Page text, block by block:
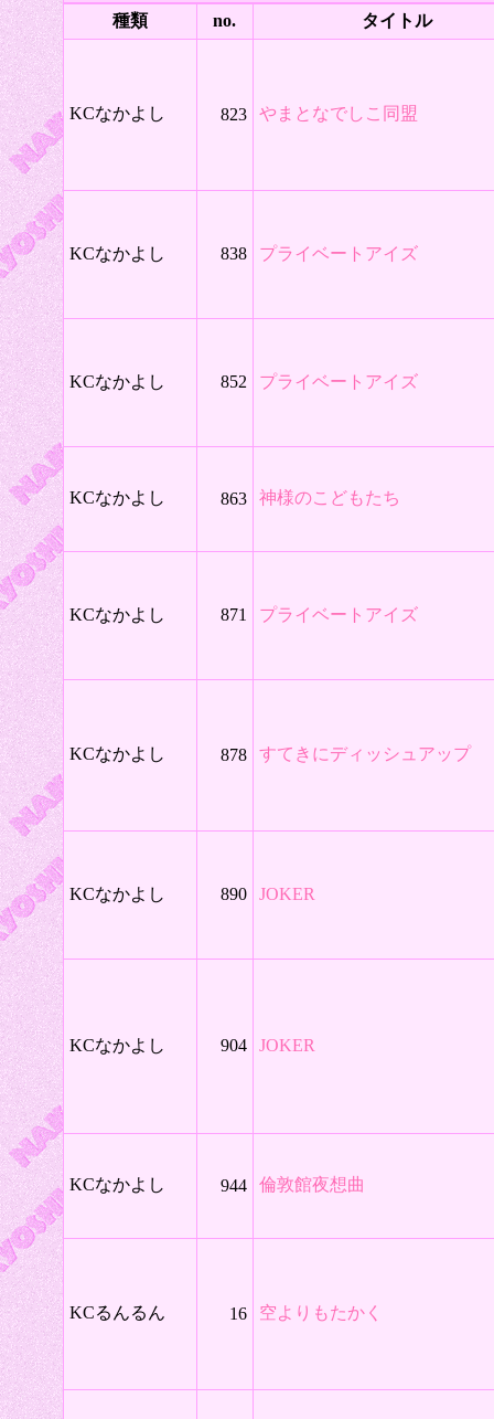
種類 no. タイトル
KCなかよし 823 やまとなでしこ同盟
KCなかよし 838 プライベートアイズ
KCなかよし 852 プライベートアイズ
KCなかよし 863 神様のこどもたち
KCなかよし 871 プライベートアイズ
KCなかよし 878 すてきにディッシュアップ
KCなかよし 890 JOKER
KCなかよし 904 JOKER
KCなかよし 944 倫敦館夜想曲
KCるんるん 16 空よりもたかく